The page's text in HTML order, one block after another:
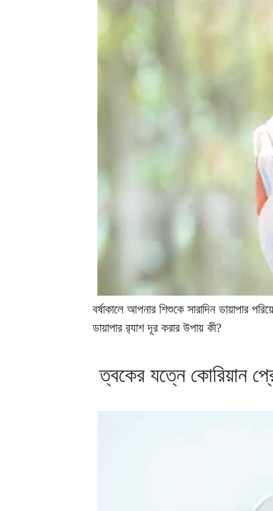
বর্ষাকালে আপনার শিশুকে সারাদিন ডায়াপার
ডায়াপার র‍্যাশ দূর করার উপায় কী?
ত্বকের যত্নে কোরিয়ান